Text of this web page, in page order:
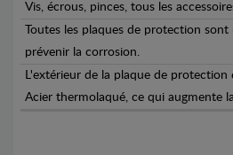
Vis, écrous, pinces, tous les
Toutes les plaques de protection
prévenir la corrosion.
L'extérieur de la plaque de
Acier thermolaqué, ce qui augmente